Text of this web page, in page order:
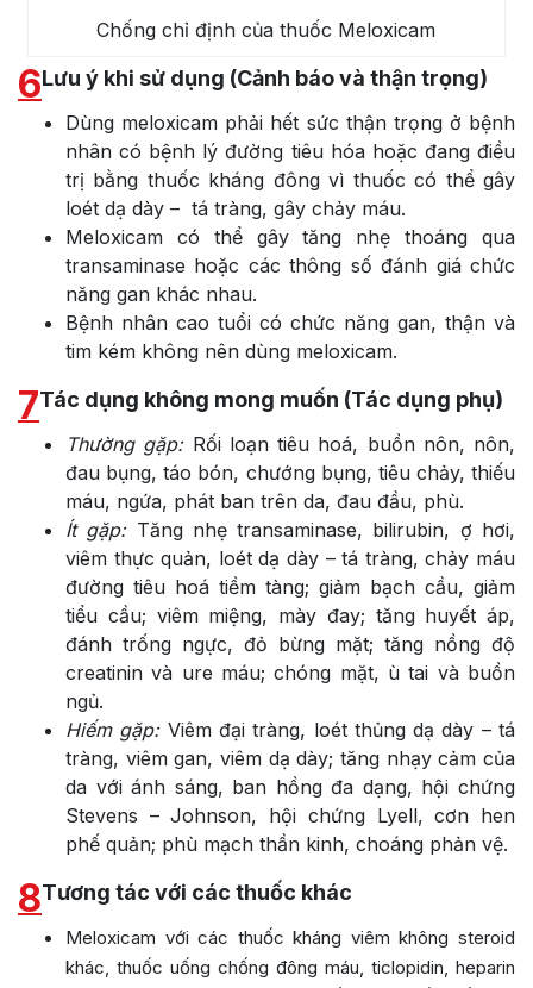
Chống chỉ định của thuốc Meloxicam
6Lưu ý khi sử dụng (Cảnh báo và thận trọng)
Dùng meloxicam phải hết sức thận trọng ở bệnh
nhân có bệnh lý đường tiêu hóa hoặc đang điều
trị bằng thuốc kháng đông vì thuốc có thể gây
loét dạ dày – tá tràng, gây chảy máu.
Meloxicam có thể gây tăng nhẹ thoáng qua
transaminase hoặc các thông số đánh giá chức
năng gan khác nhau.
Bệnh nhân cao tuổi có chức năng gan, thận và
tim kém không nên dùng meloxicam.
7Tác dụng không mong muốn (Tác dụng phụ)
Thường gặp:Rối loạn tiêu hoá, buồn nôn, nôn,
đau bụng, táo bón, chướng bụng, tiêu chảy, thiếu
máu, ngứa, phát ban trên da, đau đầu, phù.
Ít gặp:Tăng nhẹ transaminase, bilirubin, ợ hơi,
viêm thực quản, loét dạ dày – tá tràng, chảy máu
đường tiêu hoá tiềm tàng; giảm bạch cầu, giảm
tiểu cầu; viêm miệng, mày đay; tăng huyết áp,
đánh trống ngực, đỏ bừng mặt; tăng nồng độ
creatinin và ure máu; chóng mặt, ù tai và buồn
ngủ.
Hiếm gặp: Viêm đại tràng, loét thủng dạ dày – tá
tràng, viêm gan, viêm dạ dày; tăng nhạy cảm của
da với ánh sáng, ban hồng đa dạng, hội chứng
Stevens – Johnson, hội chứng Lyell, cơn hen
phế quản; phù mạch thần kinh, choáng phản vệ.
8Tương tác với các thuốc khác
Meloxicam với các thuốc kháng viêm không steroid
khác, thuốc uống chống đông máu, ticlopidin, heparin